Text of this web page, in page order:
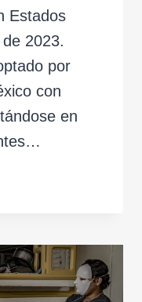
Estados
2023.
por
con
en